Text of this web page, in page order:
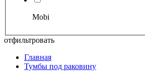
Mobi
отфильтровать
Главная
Тумбы под раковину